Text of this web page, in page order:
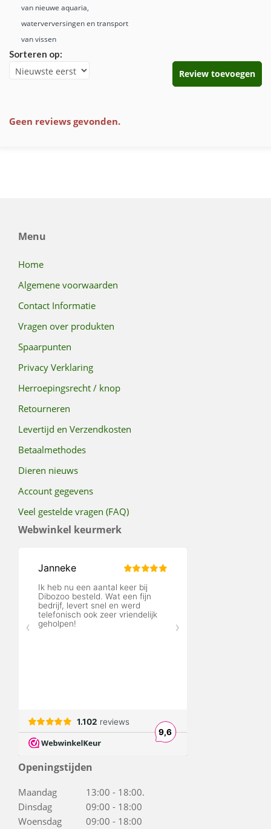
van nieuwe aquaria,
waterverversingen en transport
van vissen
Sorteren op:
Review toevoegen
Geen reviews gevonden.
Menu
Home
Algemene voorwaarden
Contact Informatie
Vragen over produkten
Spaarpunten
Privacy Verklaring
Herroepingsrecht / knop
Retourneren
Levertijd en Verzendkosten
Betaalmethodes
Dieren nieuws
Account gegevens
Veel gestelde vragen (FAQ)
Webwinkel keurmerk
Openingstijden
Maandag 13:00 - 18:00.
Dinsdag 09:00 - 18:00
Woensdag 09:00 - 18:00